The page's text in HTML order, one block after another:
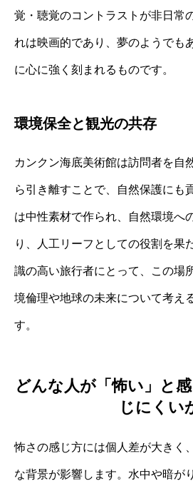
覚・聴覚のコントラストが非日常
れは映画的であり、夢のようでも
に心に強く刻まれるものです。
環境保全と観光の共存
カンクン海底美術館は訪問者を自
ら引き離すことで、自然保護にも
は中性素材で作られ、自然環境へ
り、人工リーフとしての役割を果
識の高い旅行者にとって、この場
境倫理や地球の未来について考え
す。
どんな人が「怖い」と
じにくい
怖さの感じ方には個人差が大きく
な背景が影響します。水中や暗が